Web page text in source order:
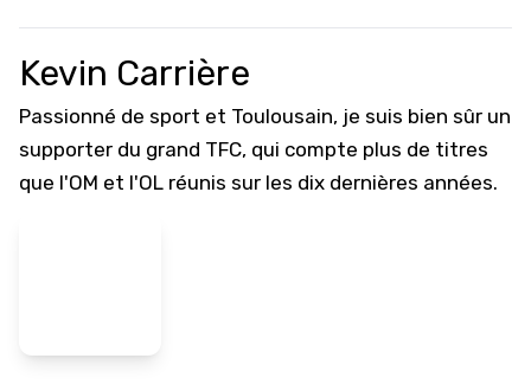
Kevin Carrière
Passionné de sport et Toulousain, je suis bien sûr un
supporter du grand TFC, qui compte plus de titres
que l'OM et l'OL réunis sur les dix dernières années.